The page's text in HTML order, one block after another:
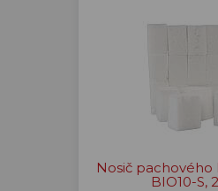
Nosič
BIO10-S,